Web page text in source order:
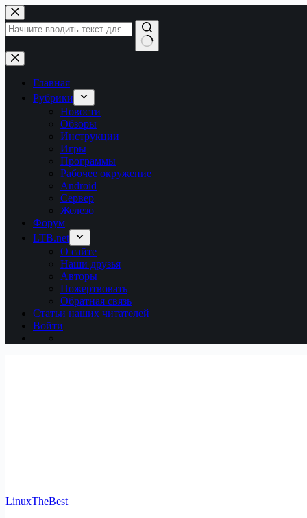
Перейти
к
сути
Ничего
не
найденоГлавная
Рубрики
Новости
Обзоры
Инструкции
Игры
Программы
Рабочее окружение
Android
Сервер
Железо
Форум
LTB.net
О сайте
Наши друзья
Авторы
Пожертвовать
Обратная связь
Статьи наших читателей
Войти
LinuxTheBest